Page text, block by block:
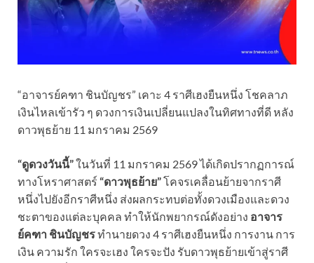
“อาจารย์คฑา ชินบัญชร” เคาะ 4 ราศีเฮงยืนหนึ่ง โชคลาภ
เงินไหลเข้ารัว ๆ ดวงการเงินเปลี่ยนแปลงในทิศทางที่ดี หลัง
ดาวพุธย้าย 11 มกราคม 2569
“ดูดวงวันนี้”ในวันที่ 11 มกราคม 2569 ได้เกิดปรากฏการณ์
ทางโหราศาสตร์ “ดาวพุธย้าย”โคจรเคลื่อนย้ายจากราศี
หนึ่งไปยังอีกราศีหนึ่ง ส่งผลกระทบต่อทั้งดวงเมืองและดวง
ชะตาของแต่ละบุคคล ทำให้นักพยากรณ์ดังอย่าง อาจาร
ย์คฑา ชินบัญชรทำนายดวง 4 ราศีเฮงยืนหนึ่ง การงาน การ
เงิน ความรัก ใครจะเฮง ใครจะปัง รับดาวพุธย้ายเข้าสู่ราศี